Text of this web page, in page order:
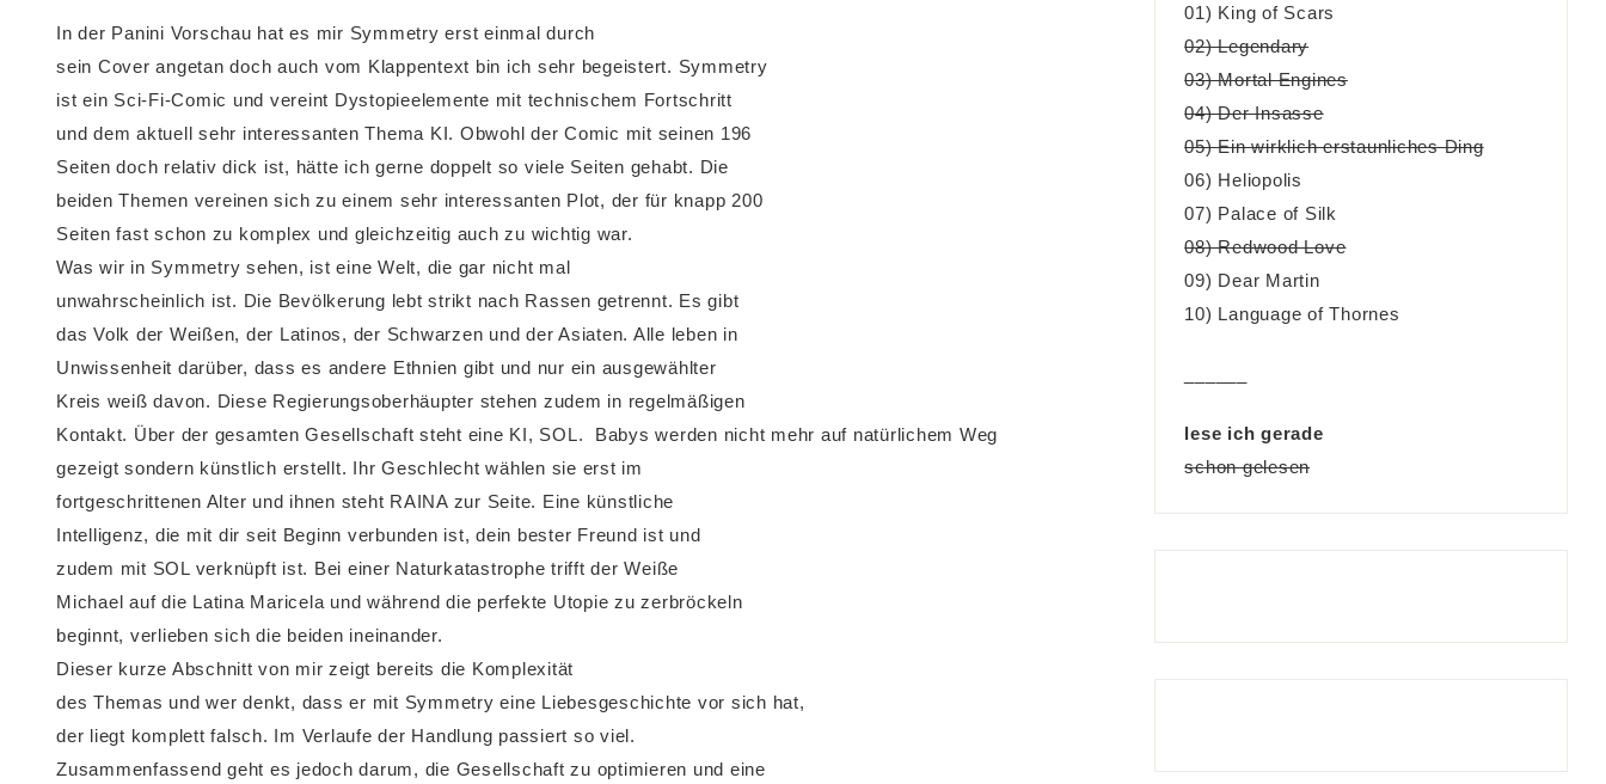
In der Panini Vorschau hat es mir Symmetry erst einmal durch
sein Cover angetan doch auch vom Klappentext bin ich sehr begeistert. Symmetry
ist ein Sci-Fi-Comic und vereint Dystopieelemente mit technischem Fortschritt
und dem aktuell sehr interessanten Thema KI. Obwohl der Comic mit seinen 196
Seiten doch relativ dick ist, hätte ich gerne doppelt so viele Seiten gehabt. Die
beiden Themen vereinen sich zu einem sehr interessanten Plot, der für knapp 200
Seiten fast schon zu komplex und gleichzeitig auch zu wichtig war.
Was wir in Symmetry sehen, ist eine Welt, die gar nicht mal
unwahrscheinlich ist. Die Bevölkerung lebt strikt nach Rassen getrennt. Es gibt
das Volk der Weißen, der Latinos, der Schwarzen und der Asiaten. Alle leben in
Unwissenheit darüber, dass es andere Ethnien gibt und nur ein ausgewählter
Kreis weiß davon. Diese Regierungsoberhäupter stehen zudem in regelmäßigen
Kontakt. Über der gesamten Gesellschaft steht eine KI, SOL. Babys werden nicht mehr auf natürlichem Weg
gezeigt sondern künstlich erstellt. Ihr Geschlecht wählen sie erst im
fortgeschrittenen Alter und ihnen steht RAINA zur Seite. Eine künstliche
Intelligenz, die mit dir seit Beginn verbunden ist, dein bester Freund ist und
zudem mit SOL verknüpft ist. Bei einer Naturkatastrophe trifft der Weiße
Michael auf die Latina Maricela und während die perfekte Utopie zu zerbröckeln
beginnt, verlieben sich die beiden ineinander.
Dieser kurze Abschnitt von mir zeigt bereits die Komplexität
des Themas und wer denkt, dass er mit Symmetry eine Liebesgeschichte vor sich hat,
der liegt komplett falsch. Im Verlaufe der Handlung passiert so viel.
Zusammenfassend geht es jedoch darum, die Gesellschaft zu optimieren und eine
01) King of Scars
02) Legendary
03) Mortal Engines
04) Der Insasse
05) Ein wirklich erstaunliches Ding
06) Heliopolis
07) Palace of Silk
08) Redwood Love
09) Dear Martin
10) Language of Thornes
lese ich gerade
schon gelesen